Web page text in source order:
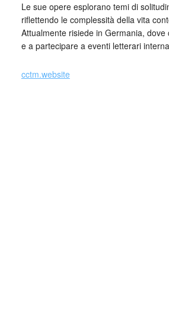
Le sue opere esplorano temi di
riflettendo le complessità della vita
Attualmente risiede in Germania,
e a partecipare a eventi letterari
cctm.website